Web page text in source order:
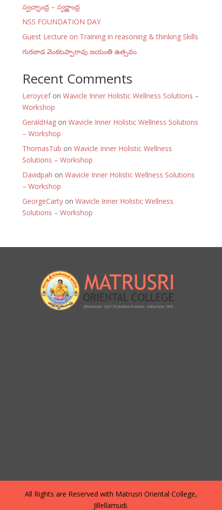
స్వచ్ఛాంధ్ర – స్వర్ణాంధ్ర
NSS FOUNDATION DAY
Guest Lecture on Training in reasoning & thinking Skills
గురజాడ వెంకటప్పారావు జయంతి ఉత్సవం
Recent Comments
Leroycefon Wavicle Inner Holistic Wellness Solutions –
Workshop
GeraldHagon Wavicle Inner Holistic Wellness Solutions
– Workshop
ThomasTub on Wavicle Inner Holistic Wellness
Solutions – Workshop
Davidpah on Wavicle Inner Holistic Wellness Solutions
– Workshop
GeorgeCartyon Wavicle Inner Holistic Wellness
Solutions – Workshop
All Rights are Reserved with Matrusri Oriental College,
Jillellamudi.